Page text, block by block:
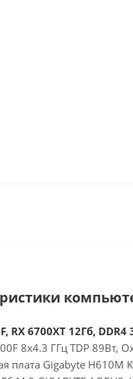
6700XT 12Гб, DDR4
8x4.3 ГГц TDP 89Вт,
плата Gigabyte H610M